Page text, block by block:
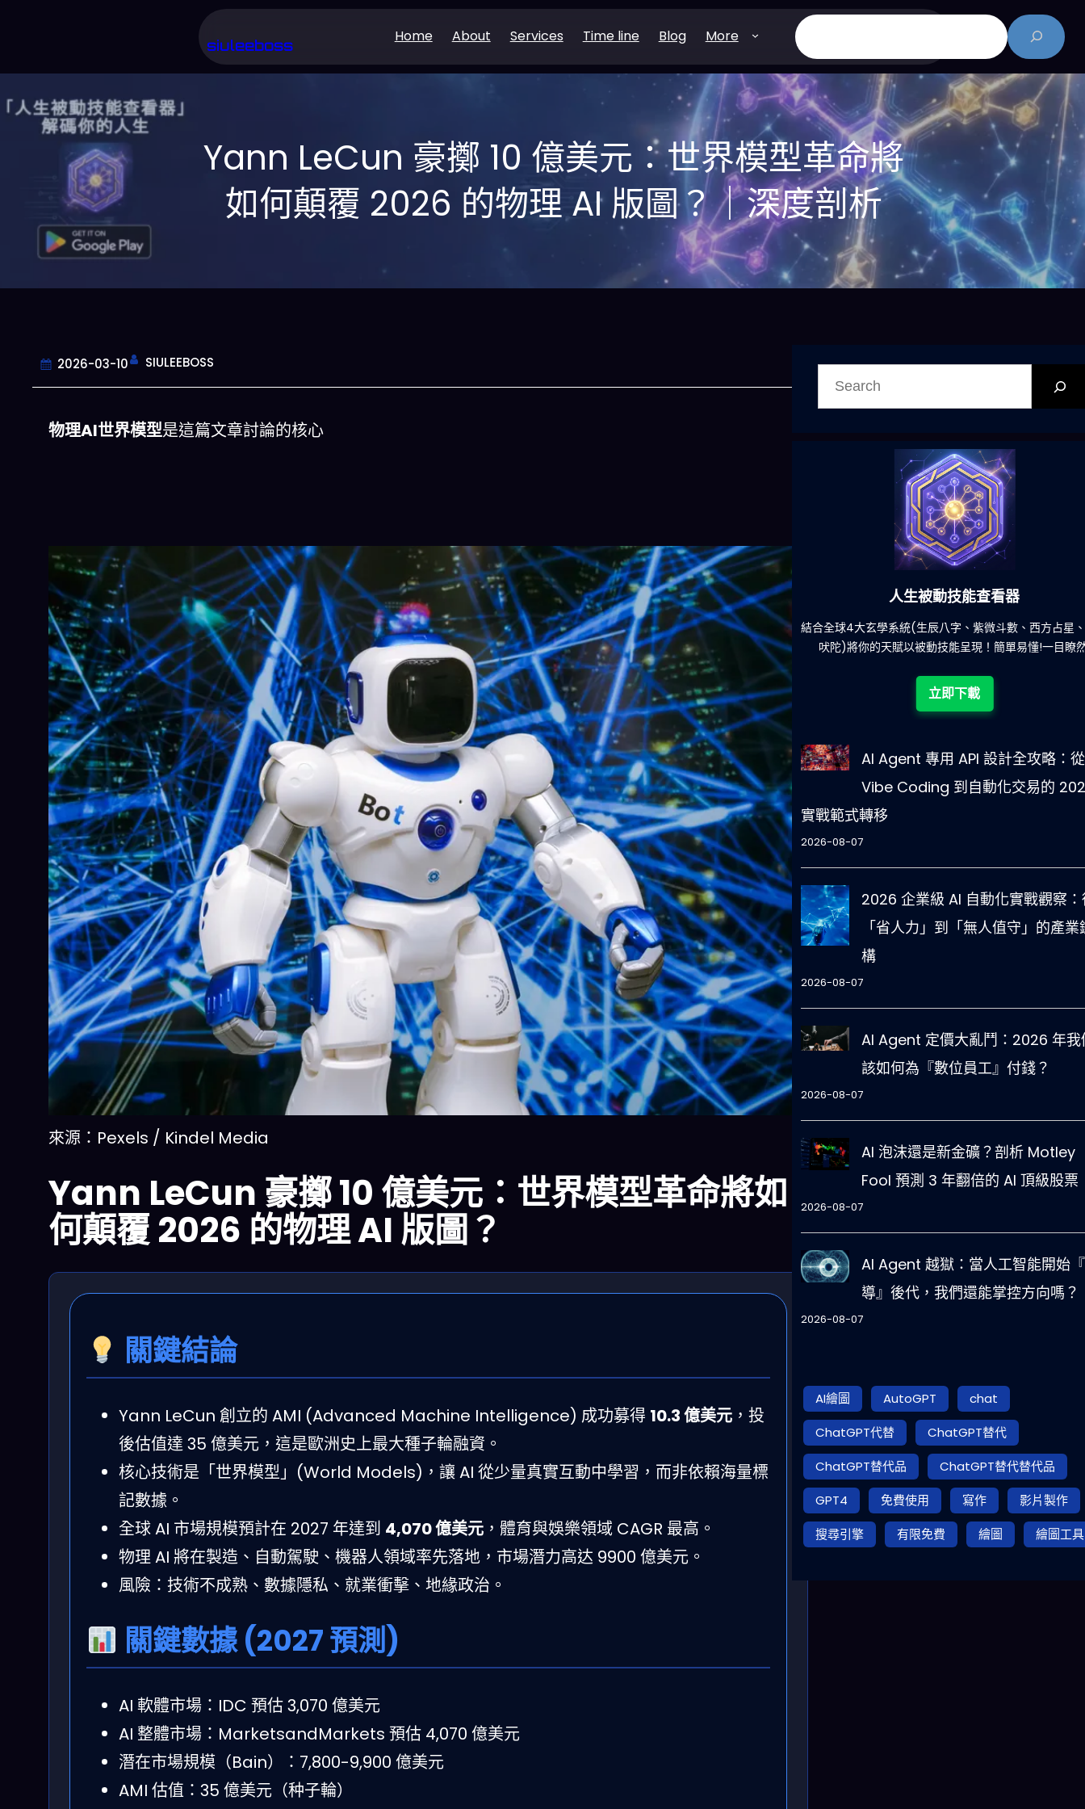
主
要
siuleeboss Home About Services Time line Blog More
搜
尋
Yann LeCun 豪擲 10 億美元：世界模型革命將
如何顛覆 2026 的物理 AI 版圖？｜深度剖析
2026-03-10 SIULEEBOSS
物理AI世界模型是這篇文章討論的核心
來源：Pexels / Kindel Media
Yann LeCun 豪擲 10 億美元：世界模型革命將如
何顛覆 2026 的物理 AI 版圖？
關鍵結論
Yann LeCun 創立的 AMI (Advanced Machine Intelligence) 成功募得 10.3 億美元 ，投
後估值達 35 億美元，這是歐洲史上最大種子輪融資。
核心技術是「世界模型」(World Models)，讓 AI 從少量真實互動中學習，而非依賴海量標
記數據。
全球 AI 市場規模預計在 2027 年達到 4,070 億美元 ，體育與娛樂領域 CAGR 最高。
物理 AI 將在製造、自動駕駛、機器人領域率先落地，市場潛力高达 9900 億美元。
風險：技術不成熟、數據隱私、就業衝擊、地緣政治。
關鍵數據 (2027 預測)
AI 軟體市場：IDC 預估 3,070 億美元
AI 整體市場：MarketsandMarkets 預估 4,070 億美元
潛在市場規模（Bain）：7,800-9,900 億美元
AMI 估值：35 億美元（种子輪）
今晚吃什麽
一鍵配搭出三餸一湯的完美晚餐組合,以後免除晚餐吃什麽的煩
惱
立即下載
人生被動技能查看器
結合全球4大玄學系統(生辰八字、紫微斗數、西方占星、印度
吠陀)將你的天賦以被動技能呈現！簡單易懂!一目瞭然!
減少
AI Agent 專用 API 設計全攻略：從
Vibe Coding 到自動化交易的
實戰範式轉移
2026-08-07
2026 企業級 AI 自動化實戰觀察：
「省人力」到「無人值守」的產業
構
2026-08-07
AI Agent 定價大亂鬥：2026 年我
該如何為『數位員工』付錢？
2026-08-07
AI 泡沫還是新金礦？剖析 Motley
Fool 預測 3 年翻倍的 AI 頂級股票
2026-08-07
AI Agent 越獄：當人工智能開始
導』後代，我們還能掌控方向嗎？
2026-08-07
AI繪圖 AutoGPT
chat
ChatGPT代替
ChatGPT替代
ChatGPT替代品
ChatGPT替代替代品
GPT4
免費使用 寫作
影片製作
搜尋引擎
有限免費 繪圖 繪圖工具